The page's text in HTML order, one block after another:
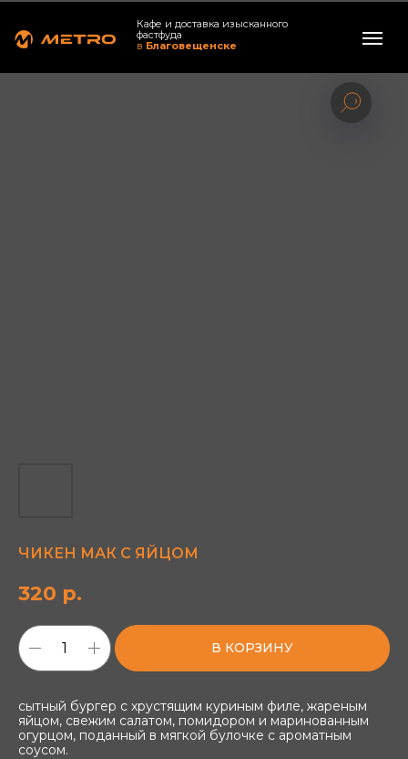
Кафе и доставка изысканного
фастфуда
в Благовещенске
ЧИКЕН МАК С ЯЙЦОМ
320 р.
В КОРЗИНУ
сытный бургер с хрустящим куриным филе, жареным
яйцом, свежим салатом, помидором и маринованным
огурцом, поданный в мягкой булочке с ароматным
соусом.